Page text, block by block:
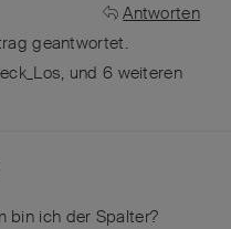
Antworten
geantwortet.
, und 6 weiteren
bin ich der Spalter?